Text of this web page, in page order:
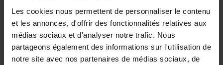
Les cookies nous permettent de personnaliser le contenu
et les annonces, d'offrir des fonctionnalités relatives aux
médias sociaux et d'analyser notre trafic. Nous
partageons également des informations sur l'utilisation de
notre site avec nos partenaires de médias sociaux, de